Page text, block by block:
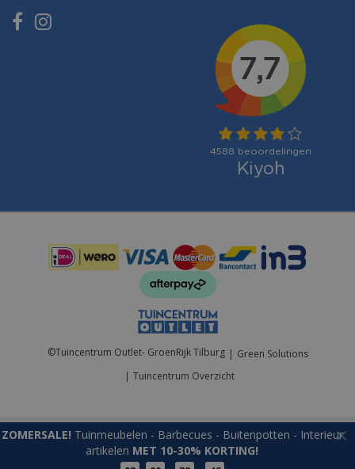
ZOMERSALE! Tuinmeubelen - Barbecues - Buitenpotten - Interieur
artikelen MET 10-30% KORTING!
©Tuincentrum Outlet- GroenRijk Tilburg
Green Solutions
Tuincentrum Overzicht